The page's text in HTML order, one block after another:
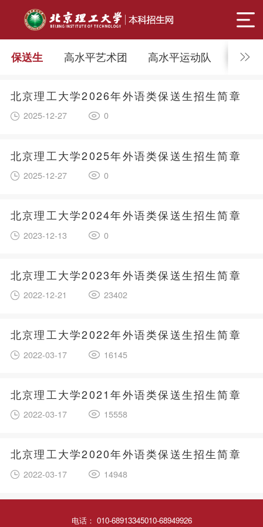
保送生 高水平艺术团 高水平运动队 艺术
北京理工大学2026年外语类保送生招生简章
2025-12-27 0
北京理工大学2025年外语类保送生招生简章
2025-12-27 0
北京理工大学2024年外语类保送生招生简章
2023-12-13 0
北京理工大学2023年外语类保送生招生简章
2022-12-21 23402
北京理工大学2022年外语类保送生招生简章
2022-03-17 16145
北京理工大学2021年外语类保送生招生简章
2022-03-17 15558
北京理工大学2020年外语类保送生招生简章
2022-03-17 14948
电话： 010-68913345010-68949926